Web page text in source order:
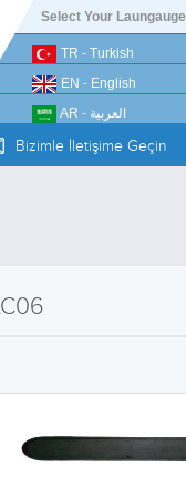
Select Your Laungauge
TR - Turkish
EN - English
AR - العربية
Bizimle İletişime Geçin